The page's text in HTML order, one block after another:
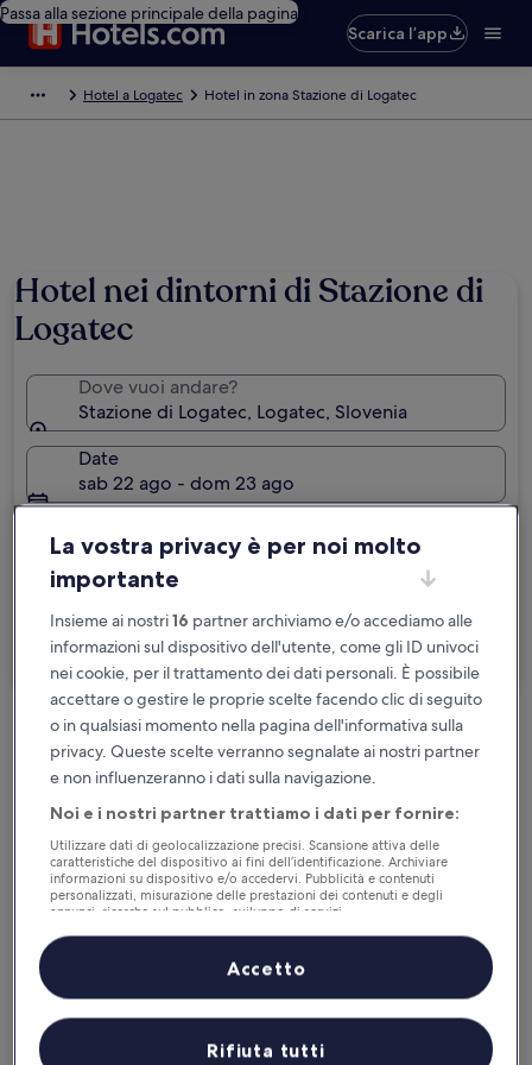
Passa alla sezione principale della pagina
Scarica l’app
Hotel a Logatec Hotel in zona Stazione di Logatec
Hotel nei dintorni di Stazione di
Logatec
Dove vuoi andare?
Stazione di Logatec, Logatec, Slovenia
Date
sab 22 ago - dom 23 ago
2 persone, 1 camera
Sono in viaggio per lavoro
Cerca
Cancellazione gratuita se cambi
programma
Accumula vantaggi con ogni notte di
soggiorno
Risparmia di più con le tariffe per soli
iscritti
Controlla i prezzi per queste date
La vostra privacy è per noi molto
importante
Insieme ai nostri16 partner archiviamo e/o accediamo alle
informazioni sul dispositivo dell'utente, come gli ID univoci
nei cookie, per il trattamento dei dati personali. È possibile
accettare o gestire le proprie scelte facendo clic di seguito
o in qualsiasi momento nella pagina dell'informativa sulla
privacy. Queste scelte verranno segnalate ai nostri partner
e non influenzeranno i dati sulla navigazione.
Noi e i nostri partner trattiamo i dati per fornire:
Utilizzare dati di geolocalizzazione precisi. Scansione attiva delle
caratteristiche del dispositivo ai fini dell’identificazione. Archiviare
informazioni su dispositivo e/o accedervi. Pubblicità e contenuti
personalizzati, misurazione delle prestazioni dei contenuti e degli
annunci, ricerche sul pubblico, sviluppo di servizi.
Elenco dei partner (fornitori)
Rifiuta tutti
Accetto